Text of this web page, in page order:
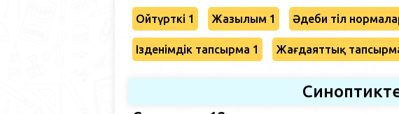
Ойтүрткі 1 Жазылым 1 Әдеби тіл
Ізденімдік тапсырма 1 Жағдаяттық